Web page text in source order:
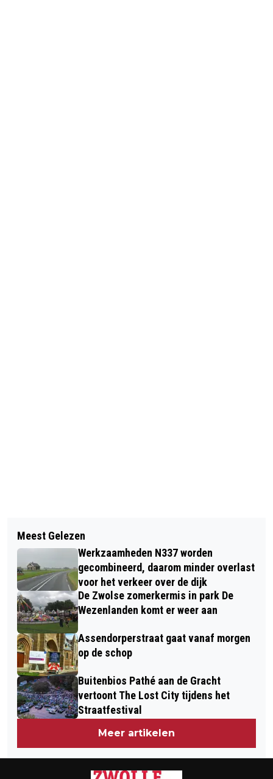
WINTERSE MAGIE OP DE OUDE MARS
– LICHTJESTOCHT EN KERSTMARKT
VOOR IEDEREEN
KWETSBARE PERSONEN ZIJN
KWETSBAARDER OMDAT ZE VEEL
MINDER VAAK KUNNEN TERUGVALLEN
OP EIGEN NETWERK
Meest Gelezen
Werkzaamheden N337 worden
gecombineerd, daarom minder overlast
voor het verkeer over de dijk
De Zwolse zomerkermis in park De
Wezenlanden komt er weer aan
Assendorperstraat gaat vanaf morgen
op de schop
Buitenbios Pathé aan de Gracht
vertoont The Lost City tijdens het
Straatfestival
Meer artikelen